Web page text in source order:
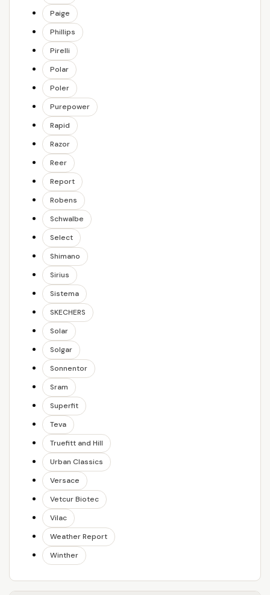
Paige
Phillips
Pirelli
Polar
Poler
Purepower
Rapid
Razor
Reer
Report
Robens
Schwalbe
Select
Shimano
Sirius
Sistema
SKECHERS
Solar
Solgar
Sonnentor
Sram
Superfit
Teva
Truefitt and Hill
Urban Classics
Versace
Vetcur Biotec
Vilac
Weather Report
Winther